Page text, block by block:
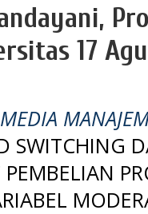
17
SWITCHING